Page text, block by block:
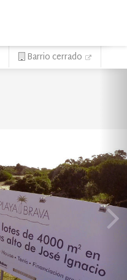
Barrio cerrado